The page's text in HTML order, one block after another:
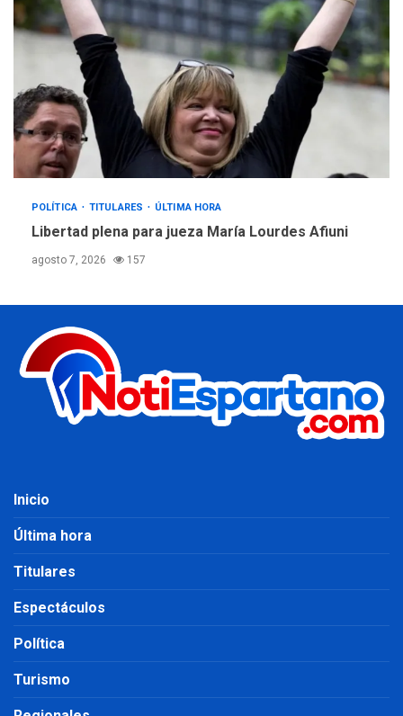
POLÍTICA TITULARES ÚLTIMA HORA
Libertad plena para jueza María Lourdes Afiuni
agosto 7, 2026 157
Inicio
Última hora
Titulares
Espectáculos
Política
Turismo